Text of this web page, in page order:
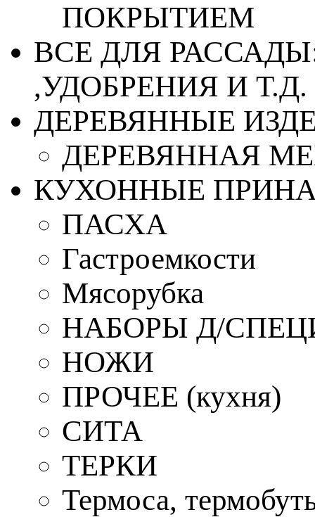
ПОКРЫТИЕМ
ВСЕ ДЛЯ
,УДОБРЕНИЯ И Т.Д.
ДЕРЕВЯННЫЕ
ДЕРЕВЯННАЯ
КУХОННЫЕ
ПАСХА
Гастроемкости
Мясорубка
НАБОРЫ Д/
НОЖИ
ПРОЧЕЕ (кухня)
СИТА
ТЕРКИ
Термоса,